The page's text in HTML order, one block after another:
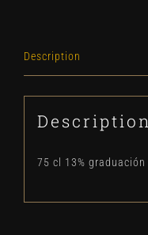
Description
Description
75 cl 13% graduación